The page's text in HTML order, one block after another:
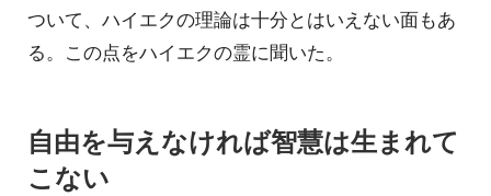
ついて、ハイエクの理論は十分とはいえない面もあ
る。この点をハイエクの霊に聞いた。
自由を与えなければ智慧は生まれて
こない